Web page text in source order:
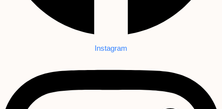
Instagram